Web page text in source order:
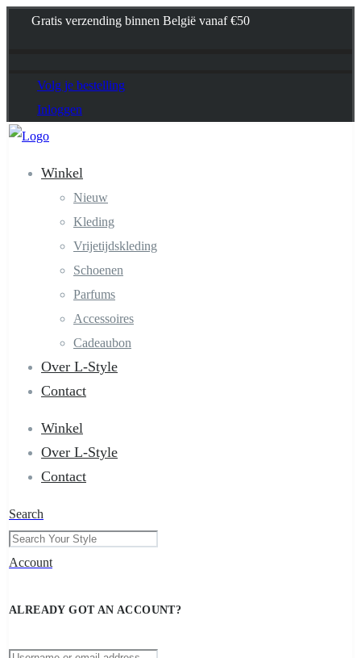
Gratis verzending binnen België vanaf €50
Volg je bestelling
Inloggen
Winkel
Nieuw
Kleding
Vrijetijdskleding
Schoenen
Parfums
Accessoires
Cadeaubon
Over L-Style
Contact
Winkel
Over L-Style
Contact
Search
Account
ALREADY GOT AN ACCOUNT?